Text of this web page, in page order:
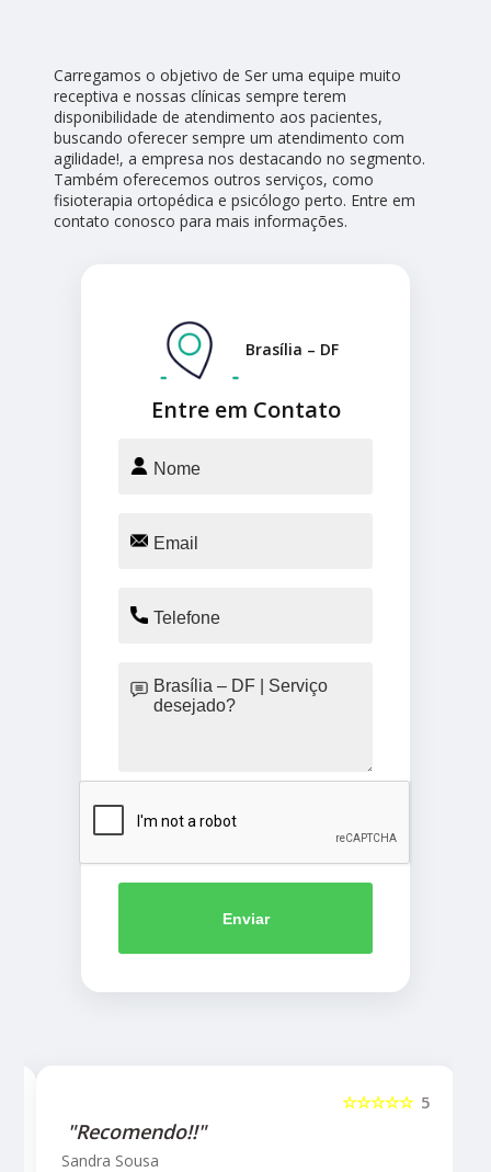
Carregamos o objetivo de Ser uma equipe muito
receptiva e nossas clínicas sempre terem
disponibilidade de atendimento aos pacientes,
buscando oferecer sempre um atendimento com
agilidade!, a empresa nos destacando no segmento.
Também oferecemos outros serviços, como
fisioterapia ortopédica e psicólogo perto. Entre em
contato conosco para mais informações.
Entre em Contato
Brasília – DF
Enviar
5
☆☆☆☆☆
"Recomendo!!"
Sandra Sousa